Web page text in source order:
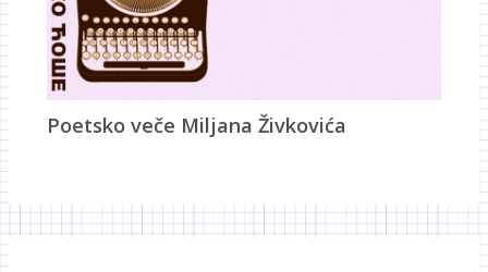
Poetsko veče Miljana Živkovića